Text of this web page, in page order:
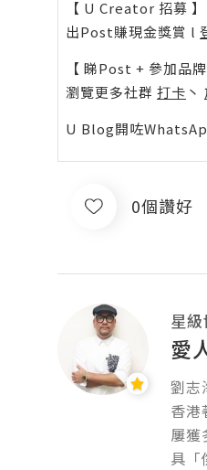
【 U Creator 招募 】
出Post賺現金獎賞 l
【 睇Post + 參加品牌
瀏覽更多社群 打卡 丶
U Blog開咗
0個讚好
星
愛
劉
香
屢獲
具「